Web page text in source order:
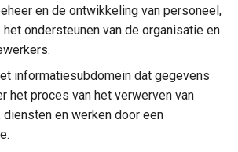
en de ontwikkeling van personeel,
ondersteunen van de organisatie en
informatiesubdomein dat gegevens
het proces van het verwerven van
diensten en werken door een